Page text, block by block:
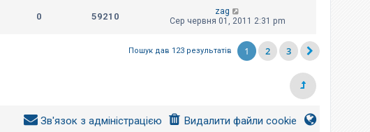
0 59210
zag
Сер червня 01, 2011 2:31 pm
Пошук дав 123 результатів 1 2 3
Видалити файли cookie
Зв'язок з адміністрацією